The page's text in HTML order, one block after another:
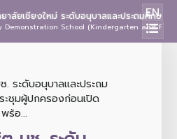
าลัยเชียงใหม่ ระดับอนุบาลและประถมศึกษา
School (Kindergarten and
EN
. ระดับอนุบาลและประถม
ชุมผู้ปกครองก่อนเปิด
ร้อ...